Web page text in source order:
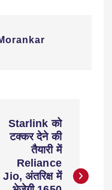
Starlink को
टक्कर देने की
तैयारी में
Reliance
Jio, अंतरिक्ष में